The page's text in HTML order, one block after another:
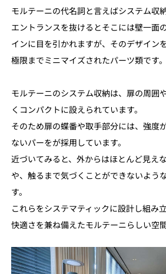
モルテーニの代名詞と言えばシステム収納
エントランスを抜けるとそこには壁一面
インに目を引かれますが、そのデザイン
極限までミニマイズされたパーツ類です。
モルテーニのシステム収納は、扉の周囲
くコンパクトに設えられています。
そのため扉の蝶番や取手部分には、強度
ないパーをが採用しています。
近づいてみると、外からはほとんど見え
や、触るまで気づくことができないよう
す。
これらをシステマティックに設計し組み
快適さを兼ね備えたモルテーニらしい空